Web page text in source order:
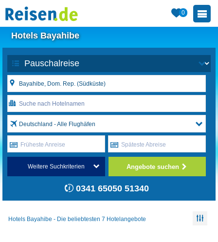
0
Hotels Bayahibe
Deutschland - Alle Flughäfen
Früheste Anreise Späteste Abreise
Weitere Suchkriterien Angebote suchen
0341 65050 51340
Hotels Bayahibe - Die beliebtesten 7 Hotelangebote